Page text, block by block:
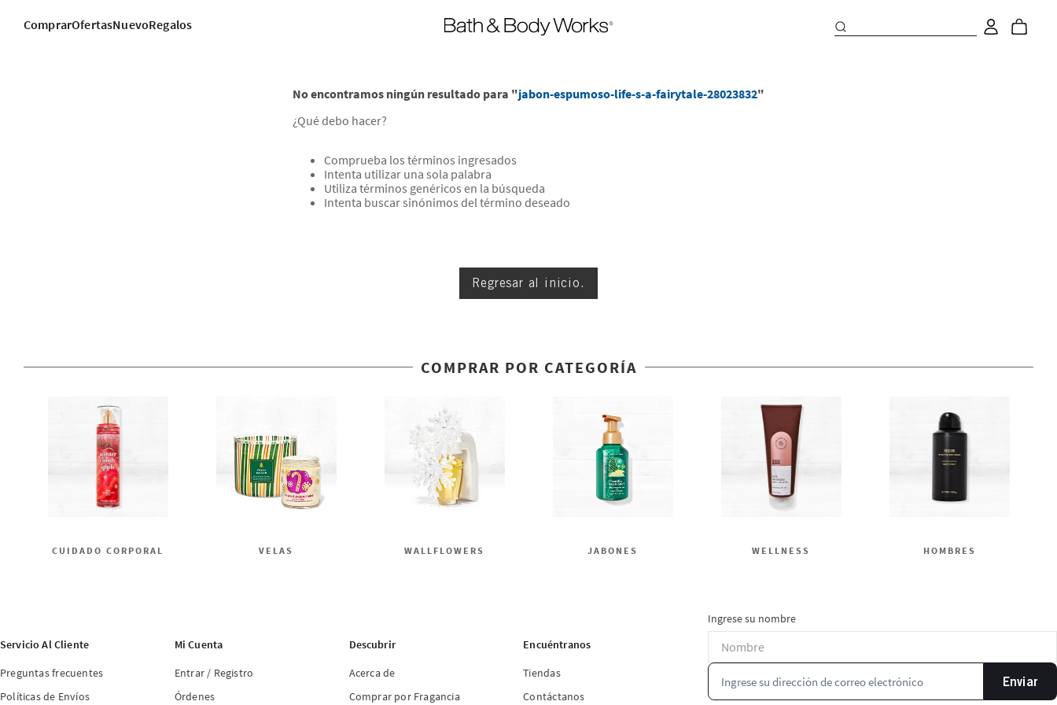
ComprarOfertasNuevoRegalos
No encontramos ningún resultado para "jabon-espumoso-life-s-a-fairytale-28023832"
¿Qué debo hacer?
Comprueba los términos ingresados
Intenta utilizar una sola palabra
Utiliza términos genéricos en la búsqueda
Intenta buscar sinónimos del término deseado
Regresar al inicio.
COMPRAR POR CATEGORÍA
CUIDADO CORPORAL VELAS WALLFLOWERS JABONES WELLNESS HOMBRES
Servicio Al Cliente
Preguntas frecuentes
Políticas de Envíos
Mi Cuenta
Entrar / Registro
Órdenes
Descubrir
Acerca de
Comprar por Fragancia
Encuéntranos
Tiendas
Contáctanos
Ingrese su nombre
Enviar